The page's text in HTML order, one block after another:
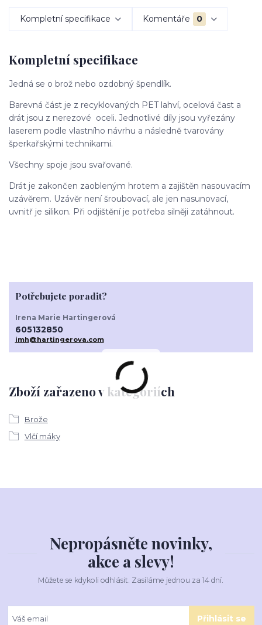
Kompletní specifikace Komentáře 0
Kompletní specifikace
Jedná se o brož nebo ozdobný špendlík.
Barevná část je z recyklovaných PET lahví, ocelová čast a
drát jsou z nerezové oceli. Jednotlivé díly jsou vyřezány
laserem podle vlastního návrhu a následně tvarovány
šperkařskými technikami.
Všechny spoje jsou svařované.
Drát je zakončen zaobleným hrotem a zajištěn nasouvacím
uzávěrem. Uzávěr není šroubovací, ale jen nasunovací,
uvnitř je silikon. Při odjištění je potřeba silněji zatáhnout.
Zboží zařazeno v kategoriích
Brože
Vlčí máky
Potřebujete poradit?
Irena Marie Hartingerová
605132850
imh@hartingerova.com
Nepropásněte novinky,
akce a slevy!
Můžete se kdykoli odhlásit. Zasíláme jednou za 14 dní.
Přihlásit se